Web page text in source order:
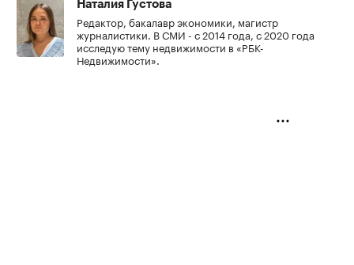
Наталия Густова
Редактор, бакалавр экономики, магистр
журналистики. В СМИ - с 2014 года, с 2020 года
исследую тему недвижимости в «РБК-
Недвижимости».